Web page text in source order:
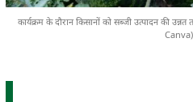
कार्यक्रम के दौरान किसानों को सब्जी उत्पादन की
Canva)